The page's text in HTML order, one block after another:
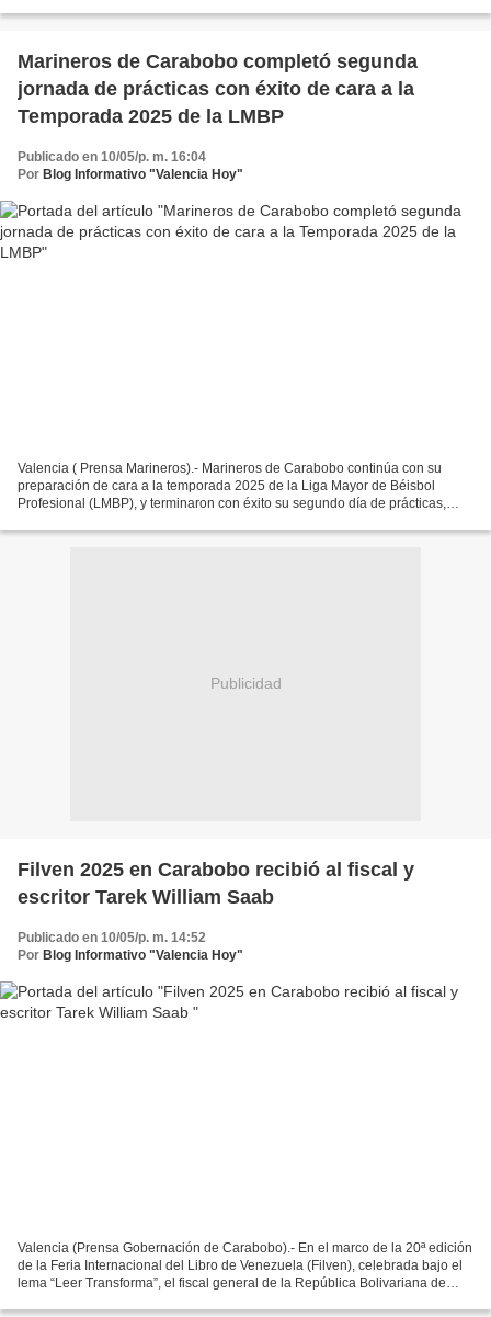
Marineros de Carabobo completó segunda
jornada de prácticas con éxito de cara a la
Temporada 2025 de la LMBP
Publicado en 10/05/p. m. 16:04
Por Blog Informativo "Valencia Hoy"
Valencia ( Prensa Marineros).- Marineros de Carabobo continúa con su
preparación de cara a la temporada 2025 de la Liga Mayor de Béisbol
Profesional (LMBP), y terminaron con éxito su segundo día de prácticas,
Publicidad
Filven 2025 en Carabobo recibió al fiscal y
escritor Tarek William Saab
Publicado en 10/05/p. m. 14:52
Por Blog Informativo "Valencia Hoy"
Valencia (Prensa Gobernación de Carabobo).- En el marco de la 20ª edición
de la Feria Internacional del Libro de Venezuela (Filven), celebrada bajo el
lema “Leer Transforma”, el fiscal general de la República Bolivariana de